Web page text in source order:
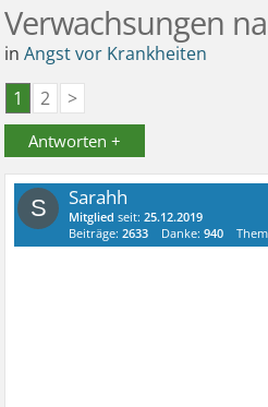
Verwachsungen
inAngst vor Krankheiten
1
2 >
Antworten +
S Sarahh
Mitglied seit:25.12.2019
Beiträge:2633 Danke:940